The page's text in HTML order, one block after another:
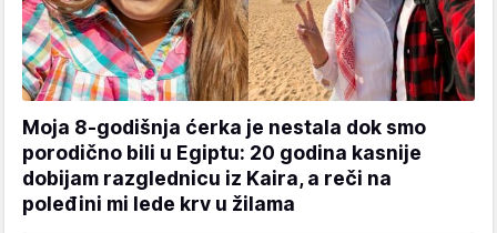
Moja 8-godišnja ćerka je nestala dok smo
porodično bili u Egiptu: 20 godina kasnije
dobijam razglednicu iz Kaira, a reči na
poleđini mi lede krv u žilama